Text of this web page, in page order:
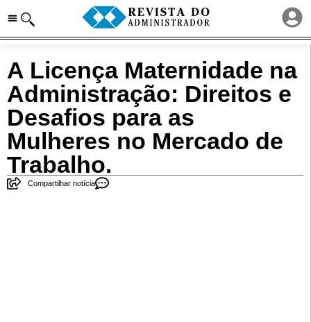
A Licença Maternidade na
Administração: Direitos e
Desafios para as
Mulheres no Mercado de
Trabalho.
Compartilhar notícia